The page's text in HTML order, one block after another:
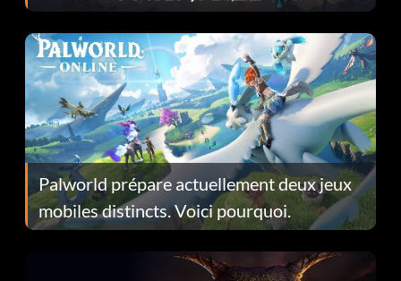
Fans Are Hopeful
Palworld prépare actuellement deux jeux
mobiles distincts. Voici pourquoi.